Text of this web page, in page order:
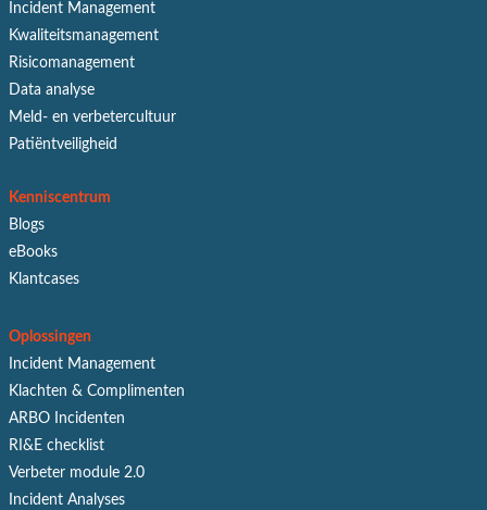
Incident Management
Kwaliteitsmanagement
Risicomanagement
Data analyse
Meld- en verbetercultuur
Patiëntveiligheid
Kenniscentrum
Blogs
eBooks
Klantcases
Oplossingen
Incident Management
Klachten & Complimenten
ARBO Incidenten
RI&E checklist
Verbeter module 2.0
Incident Analyses